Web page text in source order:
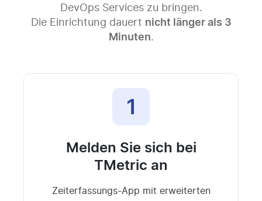
DevOps Serviceszu bringen.
Die Einrichtung dauert nicht länger als 3
Minuten.
1
Melden Sie sich bei
TMetric an
Zeiterfassungs-App mit erweiterten